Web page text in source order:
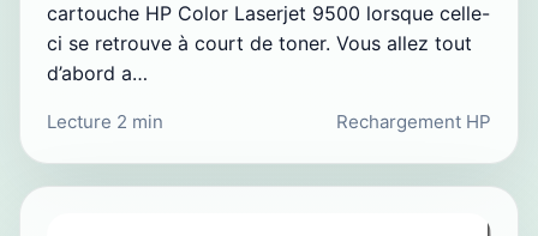
cartouche HP Color Laserjet 9500 lorsque celle-
ci se retrouve à court de toner. Vous allez tout
d’abord a…
Lecture 2 min Rechargement HP